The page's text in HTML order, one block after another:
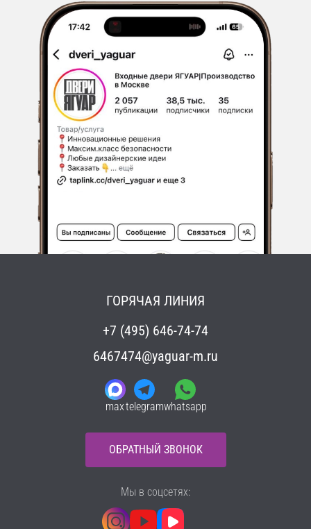
ГОРЯЧАЯ ЛИНИЯ
+7 (495) 646-74-74
6467474@yaguar-m.ru
maxtelegramwhatsapp
ОБРАТНЫЙ ЗВОНОК
Мы в соцсетях: